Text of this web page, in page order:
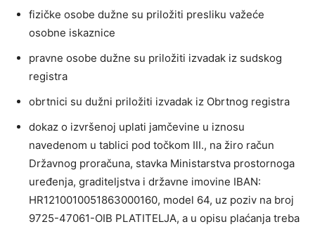
fizičke osobe dužne su priložiti presliku važeće
osobne iskaznice
pravne osobe dužne su priložiti izvadak iz sudskog
registra
obrtnici su dužni priložiti izvadak iz Obrtnog registra
dokaz o izvršenoj uplati jamčevine u iznosu
navedenom u tablici pod točkom III., na žiro račun
Državnog proračuna, stavka Ministarstva prostornoga
uređenja, graditeljstva i državne imovine IBAN:
HR1210010051863000160, model 64, uz poziv na broj
9725-47061-OIB PLATITELJA, a u opisu plaćanja treba